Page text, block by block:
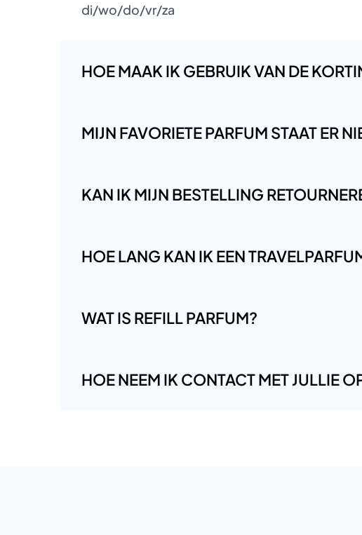
di/wo/do/vr/za
HOE MAAK IK GEBRUIK VAN DE
MIJN FAVORIETE PARFUM STAAT ER
KAN IK MIJN BESTELLING
HOE LANG KAN IK EEN
WAT IS REFILL PARFUM?
HOE NEEM IK CONTACT MET JULLIE